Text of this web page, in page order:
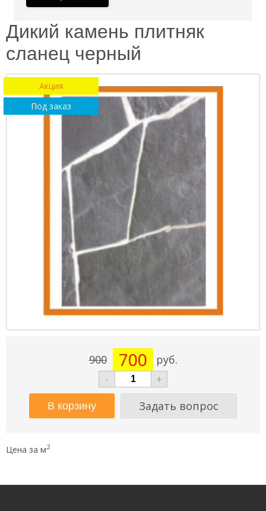
Дикий камень плитняк
сланец черный
Акция
Под заказ
900 700
руб.
-
+
Задать вопрос
Цена за м2